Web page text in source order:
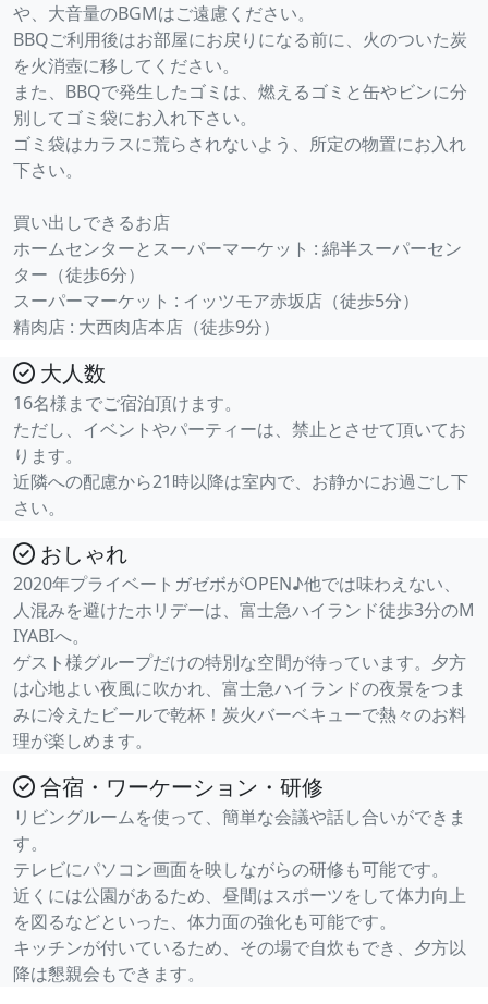
や、大音量のBGMはご遠慮ください。
BBQご利用後はお部屋にお戻りになる前に、火のついた炭
を火消壺に移してください。
また、BBQで発生したゴミは、燃えるゴミと缶やビンに分
別してゴミ袋にお入れ下さい。
ゴミ袋はカラスに荒らされないよう、所定の物置にお入れ
下さい。
買い出しできるお店
ホームセンターとスーパーマーケット : 綿半スーパーセン
ター（徒歩6分）
スーパーマーケット : イッツモア赤坂店（徒歩5分）
精肉店 : 大西肉店本店（徒歩9分）
大人数
16名様までご宿泊頂けます。
ただし、イベントやパーティーは、禁止とさせて頂いてお
ります。
近隣への配慮から21時以降は室内で、お静かにお過ごし下
さい。
おしゃれ
2020年プライベートガゼボがOPEN♪他では味わえない、
人混みを避けたホリデーは、富士急ハイランド徒歩3分のM
IYABIへ。
ゲスト様グループだけの特別な空間が待っています。夕方
は心地よい夜風に吹かれ、富士急ハイランドの夜景をつま
みに冷えたビールで乾杯！炭火バーベキューで熱々のお料
理が楽しめます。
合宿・ワーケーション・研修
リビングルームを使って、簡単な会議や話し合いができま
す。
テレビにパソコン画面を映しながらの研修も可能です。
近くには公園があるため、昼間はスポーツをして体力向上
を図るなどといった、体力面の強化も可能です。
キッチンが付いているため、その場で自炊もでき、夕方以
降は懇親会もできます。